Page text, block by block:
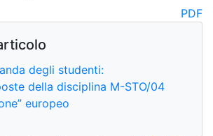
PDF
degli studenti:
della disciplina M-STO/04
europeo